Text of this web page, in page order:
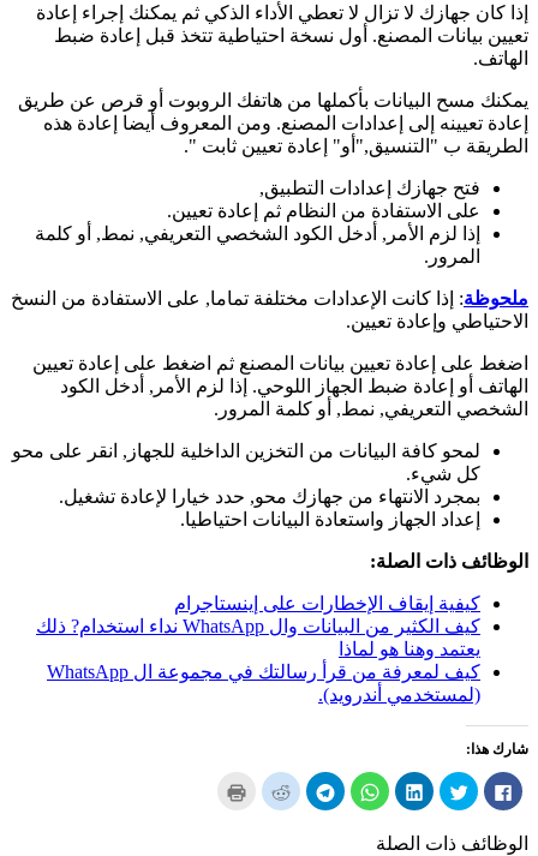
إذا كان جهازك لا تزال لا تعطي الأداء الذكي ثم يمكنك إجراء إعادة
تعيين بيانات المصنع. أول نسخة احتياطية تتخذ قبل إعادة ضبط
الهاتف.
يمكنك مسح البيانات بأكملها من هاتفك الروبوت أو قرص عن طريق
إعادة تعيينه إلى إعدادات المصنع. ومن المعروف أيضا إعادة هذه
الطريقة ب "التنسيق,"أو" إعادة تعيين ثابت ".
فتح جهازك إعدادات التطبيق,
على الاستفادة من النظام ثم إعادة تعيين.
إذا لزم الأمر, أدخل الكود الشخصي التعريفي, نمط, أو كلمة
المرور.
ملحوظة: إذا كانت الإعدادات مختلفة تماما, على الاستفادة من النسخ
الاحتياطي وإعادة تعيين.
اضغط على إعادة تعيين بيانات المصنع ثم اضغط على إعادة تعيين
الهاتف أو إعادة ضبط الجهاز اللوحي. إذا لزم الأمر, أدخل الكود
الشخصي التعريفي, نمط, أو كلمة المرور.
لمحو كافة البيانات من التخزين الداخلية للجهاز, انقر على محو
كل شيء.
بمجرد الانتهاء من جهازك محو, حدد خيارا لإعادة تشغيل.
إعداد الجهاز واستعادة البيانات احتياطيا.
الوظائف ذات الصلة:
كيفية إيقاف الإخطارات على إينستاجرام
كيف الكثير من البيانات وال WhatsApp نداء استخدام? ذلك
يعتمد وهنا هو لماذا
كيف لمعرفة من قرأ رسالتك في مجموعة ال WhatsApp
(لمستخدمي أندرويد).
شارك هذا:
انقر
لمشاركة
الفيسبوك
(يفتح
انقر
لمشاركة
على
تويتر
(يفتح
انقر
لمشاركة
على
LinkedIn
(يفتح
انقر
لمشاركة
على
انقر
لمشاركة
انقر
لسهم
الوظائف ذات الصلة